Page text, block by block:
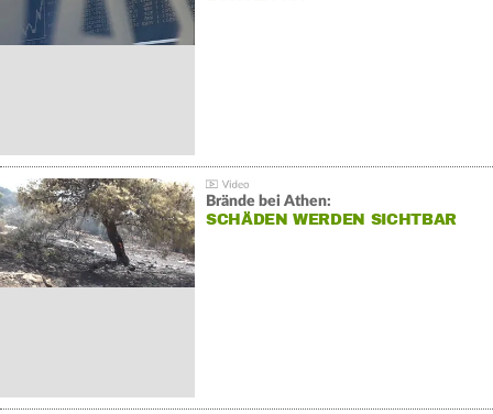
Brände bei Athen:
SCHÄDEN WERDEN SICHTBAR